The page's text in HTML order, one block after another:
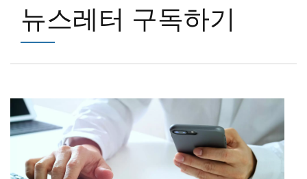
뉴스레터 구독하기